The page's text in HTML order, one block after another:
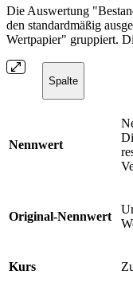
Die Auswertung
den standardmäßig
Wertpapier" gruppiert.
Spalte
Nennwert
Original-Nennwert
Kurs